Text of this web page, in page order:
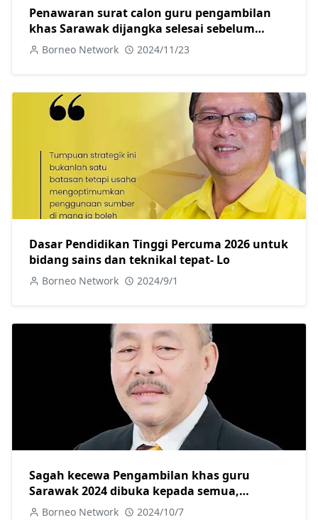
Penawaran surat calon guru pengambilan
khas Sarawak dijangka selesai sebelum
hujung tahun ini-Sagah
Borneo Network 2024/11/23
Dasar Pendidikan Tinggi Percuma 2026 untuk
bidang sains dan teknikal tepat- Lo
Borneo Network 2024/9/1
Sagah kecewa Pengambilan khas guru
Sarawak 2024 dibuka kepada semua,
sepatutnya untuk anak Sarawak saja
Borneo Network 2024/10/7